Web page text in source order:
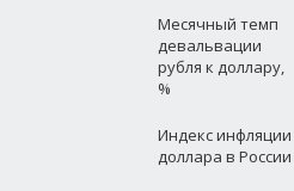
Месячный темп
девальвации
рубля к доллару,
%
Индекс инфляции
доллара в России